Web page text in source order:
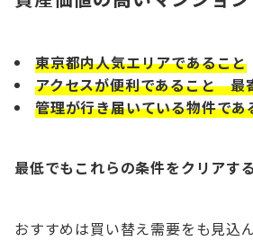
東京都内人気エリアであること
アクセスが便利であること 最
管理が行き届いている物件であ
最低でもこれらの条件をクリアす
おすすめは買い替え需要をも見込